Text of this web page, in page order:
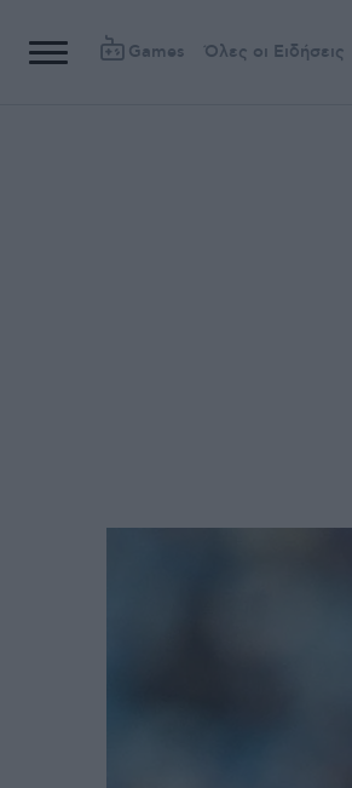
Games Όλες οι Ειδήσεις